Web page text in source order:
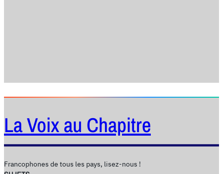
La Voix au Chapitre
Francophones de tous les pays, lisez-nous !